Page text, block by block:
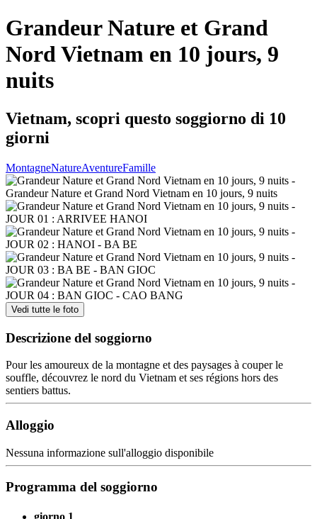
Grandeur Nature et Grand
Nord Vietnam en 10 jours, 9
nuits
Vietnam, scopri questo soggiorno di 10
giorni
MontagneNatureAventureFamille
Vedi tutte le foto
Descrizione del soggiorno
Pour les amoureux de la montagne et des paysages à couper le
souffle, découvrez le nord du Vietnam et ses régions hors des
sentiers battus.
Alloggio
Nessuna informazione sull'alloggio disponibile
Programma del soggiorno
giorno 1